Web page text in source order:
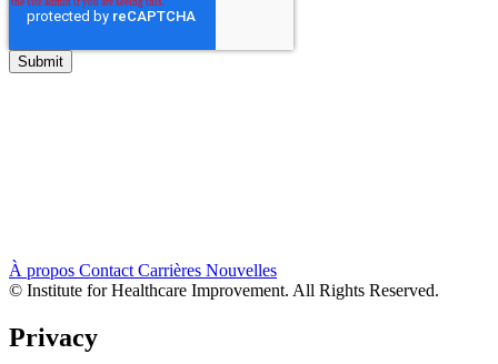
À propos Contact Carrières Nouvelles
© Institute for Healthcare Improvement. All Rights Reserved.
Privacy